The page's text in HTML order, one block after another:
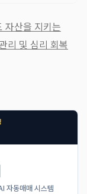
자산을 지키는
리 및 심리 회복
자동매매 시스템